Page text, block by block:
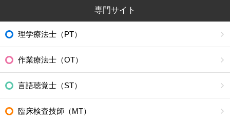
専門サイト
理学療法士（PT）
作業療法士（OT）
言語聴覚士（ST）
臨床検査技師（MT）